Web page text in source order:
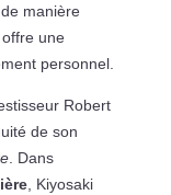
manière
une
personnel.
Robert
de son
. Dans
, Kiyosaki